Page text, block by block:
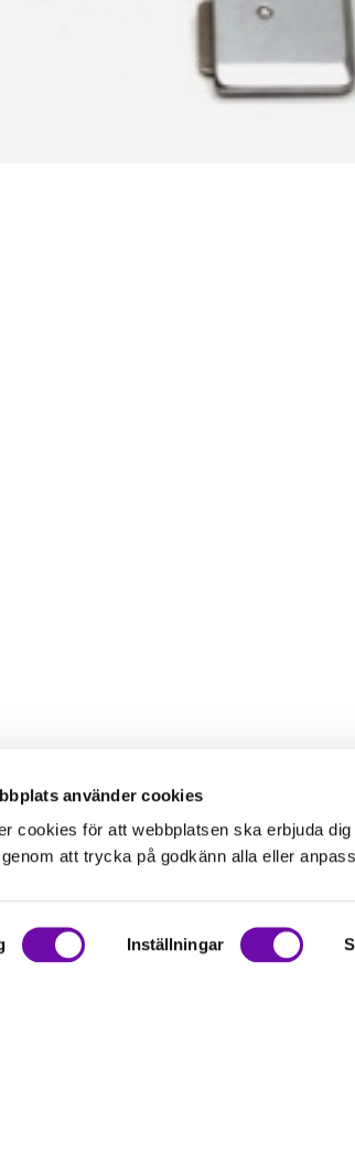
använder cookies
cookies för att webbplatsen ska erbjuda
att trycka på godkänn alla eller
Inställningar